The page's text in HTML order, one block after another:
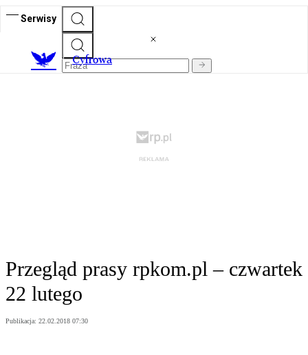
Serwisy
Cyfrowa
Przegląd prasy rpkom.pl – czwartek
22 lutego
Publikacja: 22.02.2018 07:30